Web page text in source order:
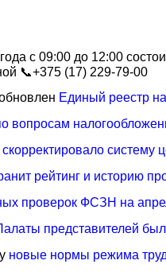
с 09:00 до 12:00
📞+375 (17) 229-79-00
Единый реестр
вопросам
скорректировало систему
рейтинг и историю
проверок ФСЗН на
представителей
новые нормы режима